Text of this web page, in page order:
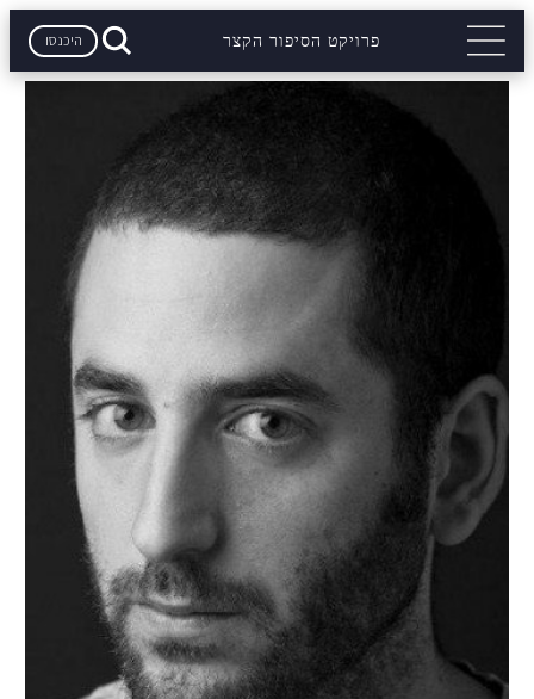
פרויקט הסיפור הקצר היכנסו